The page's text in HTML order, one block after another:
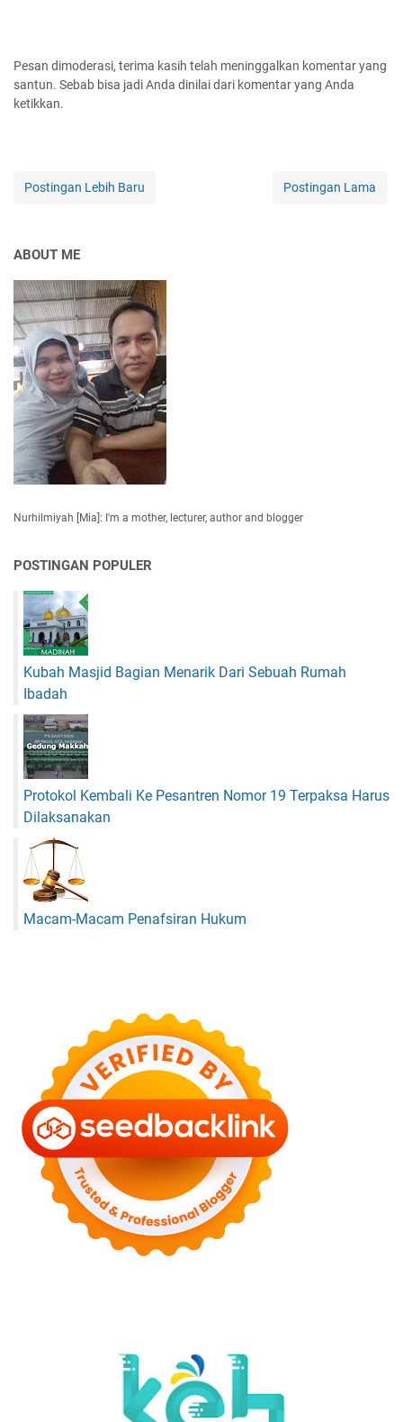
Pesan dimoderasi, terima kasih telah meninggalkan komentar yang
santun. Sebab bisa jadi Anda dinilai dari komentar yang Anda
ketikkan.
Postingan Lebih Baru Postingan Lama
ABOUT ME
Nurhilmiyah [Mia]: I'm a mother, lecturer, author and blogger
POSTINGAN POPULER
Kubah Masjid Bagian Menarik Dari Sebuah Rumah
Ibadah
Protokol Kembali Ke Pesantren Nomor 19 Terpaksa Harus
Dilaksanakan
Macam-Macam Penafsiran Hukum